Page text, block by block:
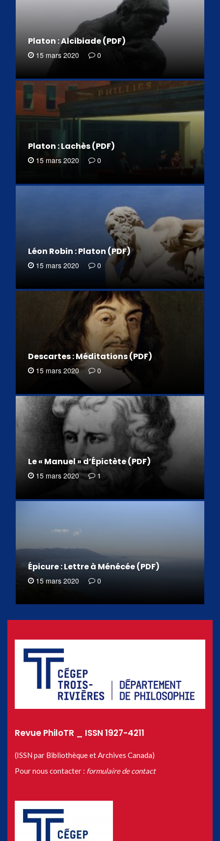
Platon : Alcibiade (PDF)
15 mars 2020 0
Platon : Lachès (PDF)
15 mars 2020 0
Léon Robin : Platon (PDF)
15 mars 2020 0
Descartes : Méditations (PDF)
15 mars 2020 0
Le « Manuel » d’Épictète (PDF)
15 mars 2020 1
Épicure : Lettre à Ménécée (PDF)
15 mars 2020 0
Revue PhiloTR _ ISSN 1927-4211
(ISSN par Bibliothèque et Archives Canada)
Pour nous contacter : formulaire de contact